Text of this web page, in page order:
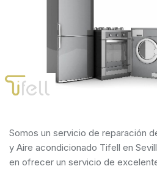
Somos un servicio de reparación
y Aire acondicionado Tifell en
en ofrecer un servicio de